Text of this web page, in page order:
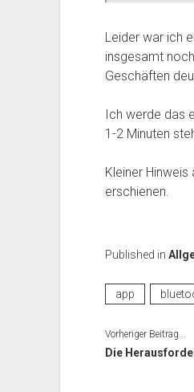
Leider war ich
insgesamt
Geschäften
Ich werde das
1-2 Minuten
Kleiner
erschienen.
Published in
app
Vorheriger Beitrag...
Die